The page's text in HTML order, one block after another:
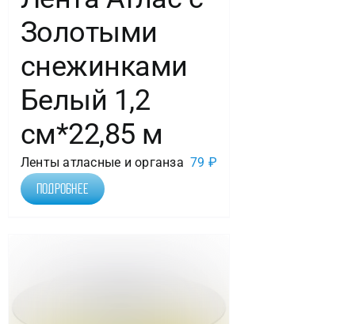
Золотыми
снежинками
Белый 1,2
см*22,85 м
Ленты атласные и органза 79 ₽
Подробнее